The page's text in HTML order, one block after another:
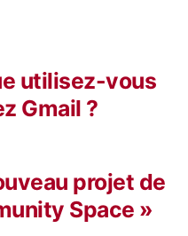
:
projet de
Space »
:
utilisez-vous
Gmail ?